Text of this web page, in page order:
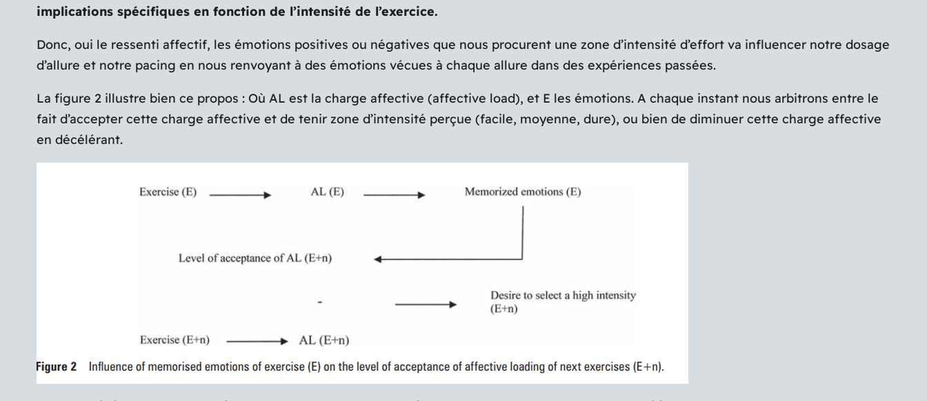
implications spécifiques en fonction de l’intensité de l’exercice.
Donc, oui le ressenti affectif, les émotions positives ou négatives que nous procurent une zone d’intensité d’effort va influencer notre dosage
d’allure et notre pacing en nous renvoyant à des émotions vécues à chaque allure dans des expériences passées.
La figure 2 illustre bien ce propos : Où AL est la charge affective (affective load), et E les émotions. A chaque instant nous arbitrons entre le
fait d’accepter cette charge affective et de tenir zone d’intensité perçue (facile, moyenne, dure), ou bien de diminuer cette charge affective
en décélérant.